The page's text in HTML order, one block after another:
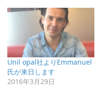
Unil opal社よりEmmanuel
氏が来日します
2016年3月29日